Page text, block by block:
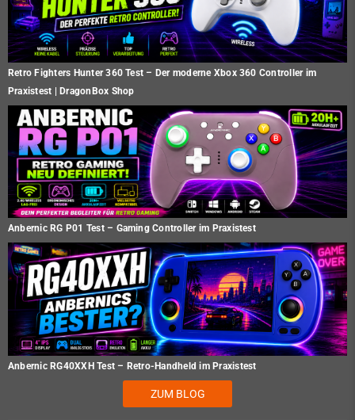
Retro Fighters Hunter 360 Test – Der moderne Xbox 360 Controller im
Praxistest | DragonBox Shop
Anbernic RG P01 Test – Gaming Controller im Praxistest
Anbernic RG40XXH Test – Retro-Handheld im Praxistest
ZUM BLOG